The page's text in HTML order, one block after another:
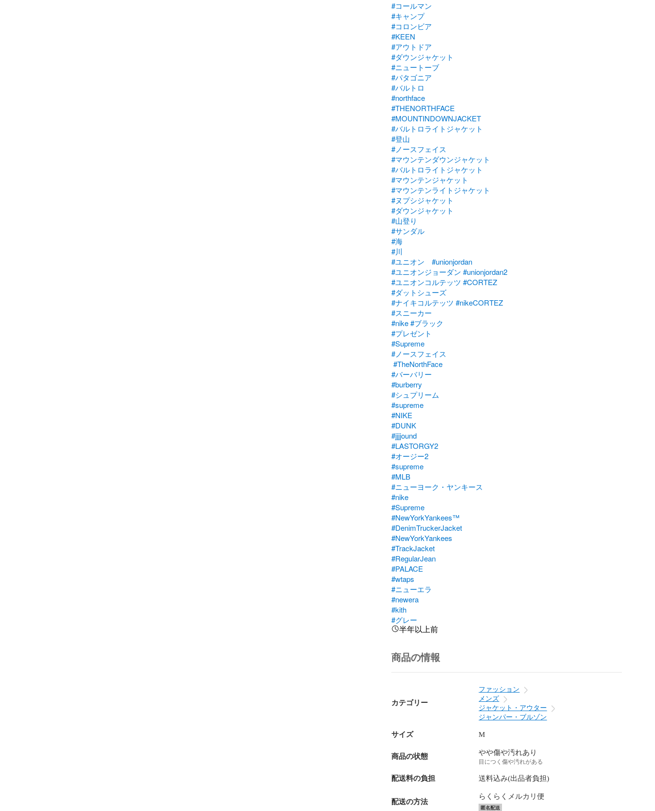
#コールマン
#キャンプ
#コロンビア
#KEEN
#アウトドア
#ダウンジャケット
#ニュートーブ
#パタゴニア
#バルトロ
#northface
#THENORTHFACE
#MOUNTINDOWNJACKET
#バルトロライトジャケット
#登山
#ノースフェイス
#マウンテンダウンジャケット
#バルトロライトジャケット
#マウンテンジャケット
#マウンテンライトジャケット
#ヌプシジャケット
#ダウンジャケット
#山登り
#サンダル
#海
#川
#ユニオン
#unionjordan
#ユニオンジョーダン #unionjordan2
#ユニオンコルテッツ #CORTEZ
#ダットシューズ
#ナイキコルテッツ #nikeCORTEZ
#スニーカー
#nike #ブラック
#プレゼント
#Supreme
#ノースフェイス
#TheNorthFace
#バーバリー
#burberry
#シュプリーム
#supreme
#NIKE
#DUNK
#jjjjound
#LASTORGY2
#オージー2
#supreme
#MLB
#ニューヨーク・ヤンキース
#nike
#Supreme
#NewYorkYankees™
#DenimTruckerJacket
#NewYorkYankees
#TrackJacket
#RegularJean
#PALACE
#wtaps
#ニューエラ
#newera
#kith
#グレー
半年以上前
商品の情報
カテゴリー
ファッション
メンズ
ジャケット・アウター
ジャンパー・ブルゾン
サイズ M
商品の状態 やや傷や汚れあり
目につく傷や汚れがある
配送料の負担 送料込み(出品者負担)
配送の方法
らくらくメルカリ便
匿名配送